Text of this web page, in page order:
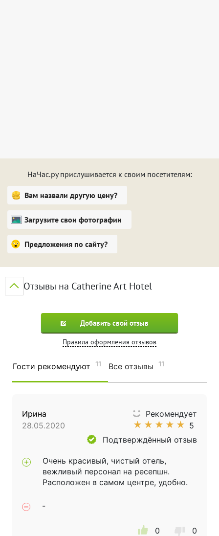
НаЧас.ру прислушивается к своим посетителям:
Вам назвали другую цену?
Загрузите свои фотографии
Предложения по сайту?
Отзывы на Catherine Art Hotel
Добавить свой отзыв
Правила оформления отзывов
Гости рекомендуют 11 Все отзывы 11
Ирина
28.05.2020
Рекомендует
★ ★ ★ ★ ★ 5
Подтверждённый отзыв
Очень красивый, чистый отель,
вежливый персонал на ресепшн.
Расположен в самом центре, удобно.
-
0 0